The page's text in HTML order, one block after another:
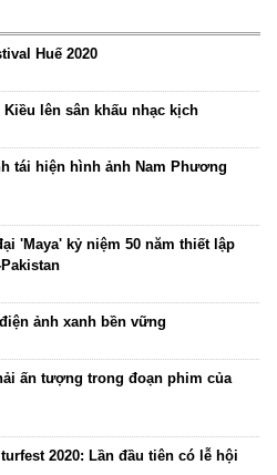
Huế 2020
lên sân khấu nhạc kịch
tái hiện hình ảnh Nam Phương
'Maya' kỷ niệm 50 năm thiết lập
ảnh xanh bền vững
ấn tượng trong đoạn phim của
2020: Lần đầu tiên có lễ hội